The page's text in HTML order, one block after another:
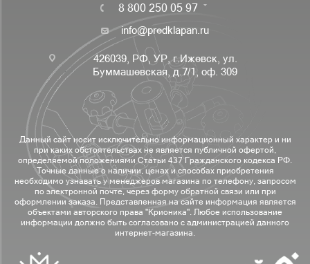
8 800 250 05 97
info@predklapan.ru
426039, РФ, УР, г.Ижевск, ул.
Буммашевская, д.7/1, оф. 309
Данный сайт носит исключительно информационный характер и ни
при каких обстоятельствах не является публичной офертой,
определяемой положениями Статьи 437 Гражданского кодекса РФ.
Точные данные о наличии, ценах и способах приобретения
необходимо узнавать у менеджеров магазина по телефону, запросом
по электронной почте, через форму обратной связи или при
оформлении заказа. Представленная на сайте информация является
объектами авторского права "Крионика". Любое использование
информации должно быть согласовано с администрацией данного
интернет-магазина.